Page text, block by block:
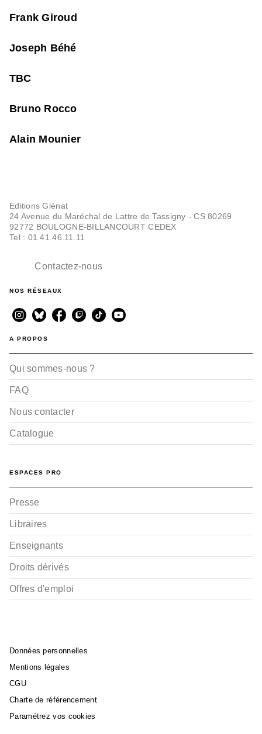
Frank Giroud
Joseph Béhé
TBC
Bruno Rocco
Alain Mounier
Editions Glénat
24 Avenue du Maréchal de Lattre de Tassigny - CS 80269
92772 BOULOGNE-BILLANCOURT CEDEX
Tel : 01.41.46.11.11
Contactez-nous
NOS RÉSEAUX
A PROPOS
Qui sommes-nous ?
FAQ
Nous contacter
Catalogue
ESPACES PRO
Presse
Libraires
Enseignants
Droits dérivés
Offres d'emploi
Données personnelles
Mentions légales
CGU
Charte de référencement
Paramétrez vos cookies